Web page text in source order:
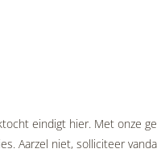
eindigt hier. Met onze
Aarzel niet, solliciteer